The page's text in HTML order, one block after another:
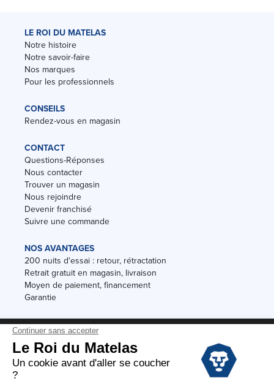
LE ROI DU MATELAS
Notre histoire
Notre savoir-faire
Nos marques
Pour les professionnels
CONSEILS
Rendez-vous en magasin
CONTACT
Questions-Réponses
Nous contacter
Trouver un magasin
Nous rejoindre
Devenir franchisé
Suivre une commande
NOS AVANTAGES
200 nuits d'essai : retour, rétractation
Retrait gratuit en magasin, livraison
Moyen de paiement, financement
Garantie
Conditions des offres
Black Friday
Destockage